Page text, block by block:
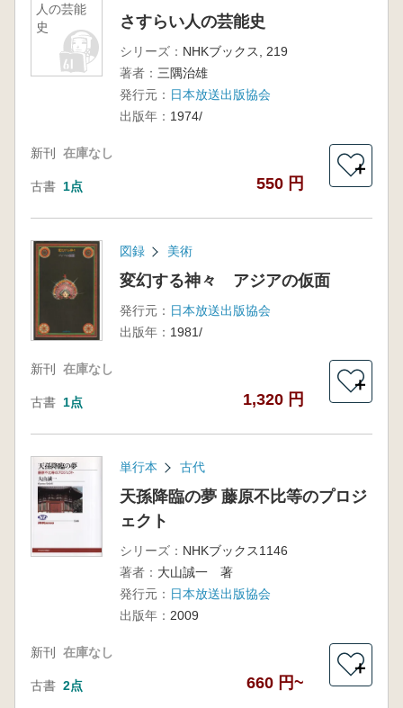
人の芸能
史
さすらい人の芸能史
シリーズ： NHKブックス, 219
著者： 三隅治雄
発行元： 日本放送出版協会
出版年： 1974/
新刊 在庫なし
古書 1点 550 円
＋
図録 美術
変幻する神々 アジアの仮面
発行元： 日本放送出版協会
出版年： 1981/
新刊 在庫なし
古書 1点 1,320 円
＋
単行本 古代
天孫降臨の夢 藤原不比等のプロジ
ェクト
シリーズ： NHKブックス1146
著者： 大山誠一 著
発行元： 日本放送出版協会
出版年： 2009
新刊 在庫なし
古書 2点 660 円~
＋